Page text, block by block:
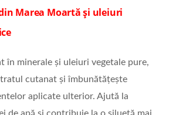
Marea Moartă și uleiuri
în minerale și uleiuri vegetale pure,
cutanat și îmbunătățește
aplicate ulterior. Ajută la